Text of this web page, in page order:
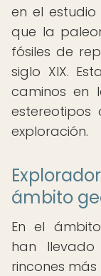
en el
que la
fósiles de
siglo XIX.
caminos en
exploración.
ámbito
En el
han
rincones